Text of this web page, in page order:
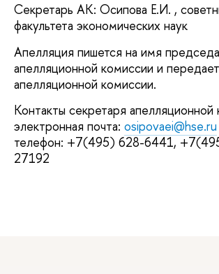
Секретарь АК: Осипова Е.И. ,
факультета экономических наук
Апелляция пишется на имя
апелляционной комиссии и
апелляционной комиссии.
Контакты секретаря апелляционной
электронная почта: osipovaei@hse.ru
телефон: +7(495) 628-6441,
27192